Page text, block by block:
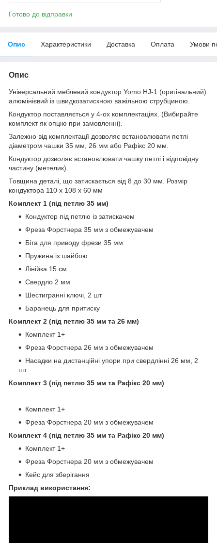
Готово до відправки
Опис Характеристики Доставка Оплата Умови
Опис
Універсальний меблевий кондуктор Yomo HJ-1 (оригінальний)
алюмінієвий із швидкозатискною важільною струбциною.
Кондуктор поставляється у 4-ох комплектаціях. (Вибирайте
комплект як опцію при замовленні).
Залежно від комплектації дозволяє встановлювати петлі
діаметром чашки 35 мм, 26 мм або Рафікс 20 мм.
Кондуктор дозволяє встановлювати чашку петлі і відповідну
частину (метелик).
Товщина деталі, що затискається від 8 до 30 мм. Розмір
кондуктора 110 х 108 х 60 мм
Комплект 1 (під петлю 35 мм)
Кондуктор під петлю із затискачем
Фреза Форстнера 35 мм з обмежувачем
Біта для приводу фрези 35 мм
Пружина із шайбою
Лінійка 15 см
Свердло 2 мм
Шестигранні ключі, 2 шт
Баранець для притиску
Комплект 2 (під петлю 35 мм та 26 мм)
Комплект 1+
Фреза Форстнера 26 мм з обмежувачем
Насадки на дистанційні упори при свердлінні 26 мм, 2
шт
Комплект 3 (під петлю 35 мм та Рафікс 20 мм)
Комплект 1+
Фреза Форстнера 20 мм з обмежувачем
Комплект 4 (під петлю 35 мм та Рафікс 20 мм)
Комплект 1+
Фреза Форстнера 20 мм з обмежувачем
Кейс для зберігання
Приклад використання: